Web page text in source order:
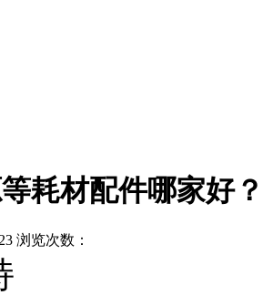
耗材配件哪家好？
浏览次数：